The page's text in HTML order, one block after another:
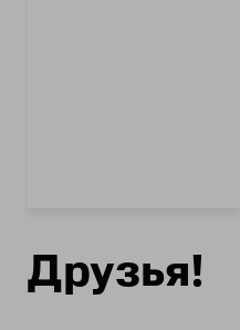
Друзья!